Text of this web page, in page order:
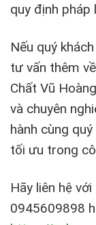
quy định
Nếu quý
tư vấn thêm
Chất Vũ
và chuyên
hành cùng
tối ưu trong
Hãy liên hệ
0945609898